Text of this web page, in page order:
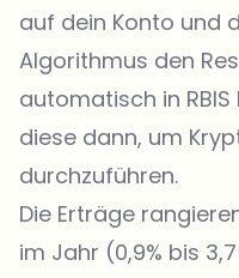
auf dein Konto und
Algorithmus den
automatisch in
diese dann, um
durchzuführen.
Die Erträge
im Jahr (0,9% bis